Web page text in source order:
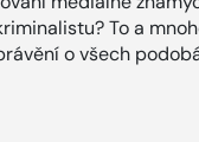
To a
o všech